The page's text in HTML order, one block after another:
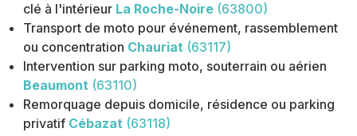
clé à l'intérieur La Roche-Noire (63800)
Transport de moto pour événement, rassemblement
ou concentration Chauriat (63117)
Intervention sur parking moto, souterrain ou aérien
Beaumont (63110)
Remorquage depuis domicile, résidence ou parking
privatif Cébazat (63118)